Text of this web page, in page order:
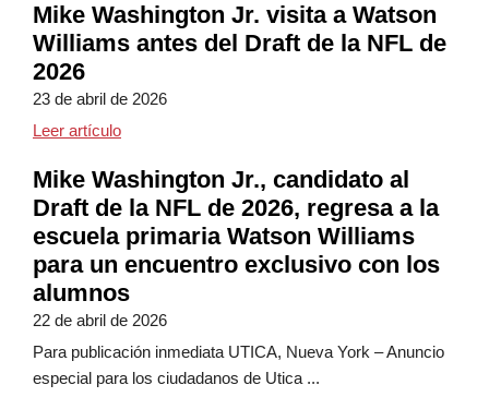
Mike Washington Jr. visita a Watson
Williams antes del Draft de la NFL de
2026
23 de abril de 2026
Leer artículoMike Washington Jr. visita a Watson Williams
Mike Washington Jr., candidato al
Draft de la NFL de 2026, regresa a la
escuela primaria Watson Williams
para un encuentro exclusivo con los
alumnos
22 de abril de 2026
Para publicación inmediata UTICA, Nueva York – Anuncio
especial para los ciudadanos de Utica ...